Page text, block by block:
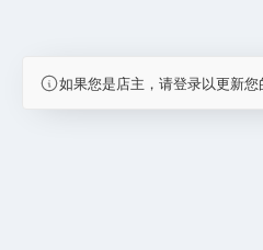
如果您是店主，请登录以更新您